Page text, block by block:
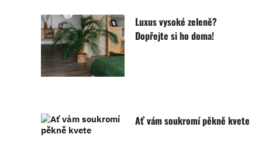
Luxus vysoké zeleně?
Dopřejte si ho doma!
Ať vám soukromí pěkně kvete